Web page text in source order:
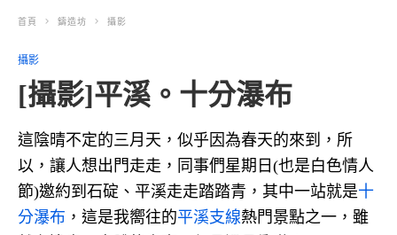
首頁 鑄造坊 攝影
攝影
[攝影]平溪。十分瀑布
這陰晴不定的三月天，似乎因為春天的來到，所
以，讓人想出門走走，同事們星期日(也是白色情人
節)邀約到石碇、平溪走走踏踏青，其中一站就是十
分瀑布 ，這是我嚮往的平溪支線熱門景點之一，雖